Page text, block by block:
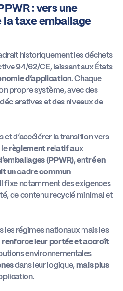
: vers une
la taxe emballage
historiquement les déchets
94/62/CE, laissant aux États
d’application. Chaque
propre système, avec des
et des niveaux de
et d’accélérer la transition vers
lerèglement relatif aux
(PPWR), entré en
un cadre commun
fixe notamment des exigences
de contenu recyclé minimal et
les régimes nationaux mais les
renforce leur portée et accroît
environnementales
dans leur logique,mais plus